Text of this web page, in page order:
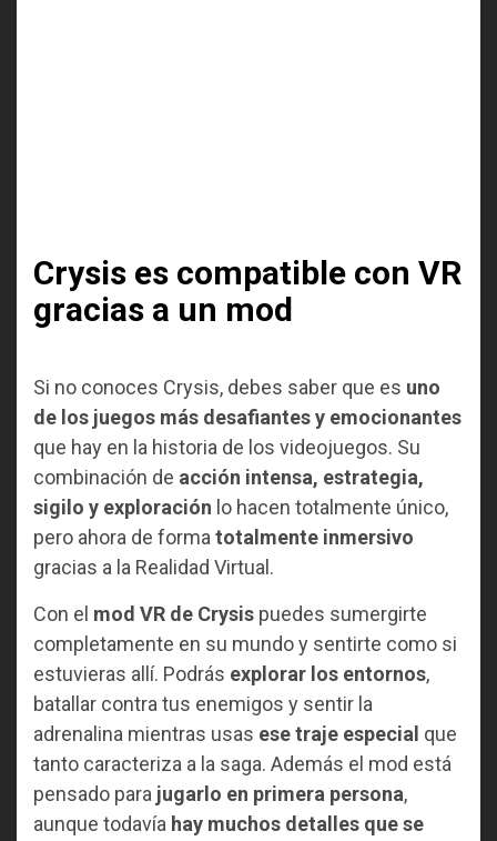
Crysis es compatible con VR
gracias a un mod
Si no conoces Crysis, debes saber que es uno
de los juegos más desafiantes y emocionantes
que hay en la historia de los videojuegos. Su
combinación de acción intensa, estrategia,
sigilo y exploración lo hacen totalmente único,
pero ahora de formatotalmente inmersivo
gracias a la Realidad Virtual.
Con el mod VR de Crysis puedes sumergirte
completamente en su mundo y sentirte como si
estuvieras allí. Podrás explorar los entornos,
batallar contra tus enemigos y sentir la
adrenalina mientras usas ese traje especial que
tanto caracteriza a la saga. Además el mod está
pensado para jugarlo en primera persona,
aunque todavía hay muchos detalles que se